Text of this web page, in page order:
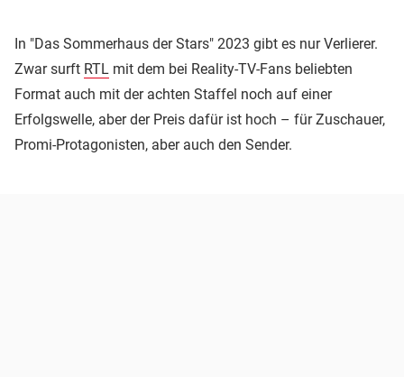
In "Das Sommerhaus der Stars" 2023 gibt es nur Verlierer.
Zwar surft RTL mit dem bei Reality-TV-Fans beliebten
Format auch mit der achten Staffel noch auf einer
Erfolgswelle, aber der Preis dafür ist hoch – für Zuschauer,
Promi-Protagonisten, aber auch den Sender.